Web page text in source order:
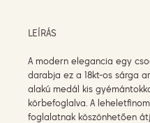
LEÍRÁS
A modern elegancia egy
darabja ez a 18kt-os sárga
alakú medál kis
körbefoglalva. A leheletfinom
foglalatnak köszönhetően